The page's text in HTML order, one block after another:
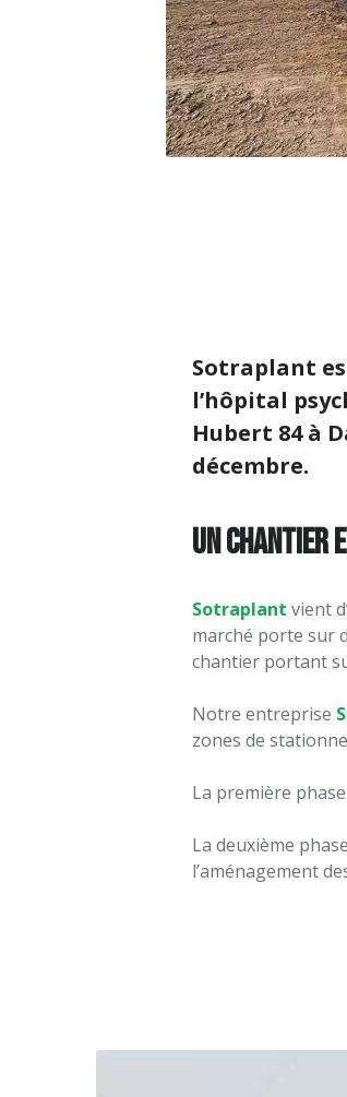
Sotraplant
l’hôpital
Hubert 84 à
décembre.
Un chantier
Sotraplant vient
marché porte sur
chantier portant
Notre entreprise
zones de
La première
La deuxième
l’aménagement